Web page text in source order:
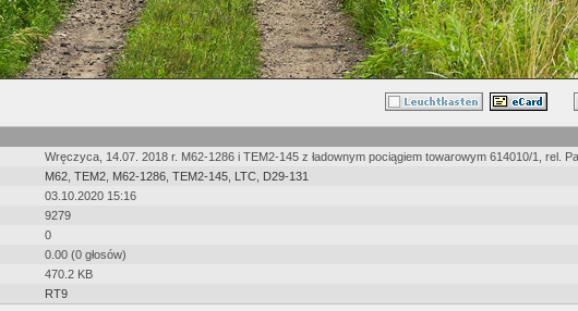
Wręczyca, 14.07. 2018 r. M62-1286 i TEM2-145 z ładownym pociągiem towarowym 614010/1, rel.
M62 TEM2 M62-1286 TEM2-145 LTC D29-131
03.10.2020 15:16
9279
0
0.00 (0 głosów)
470.2 KB
RT9